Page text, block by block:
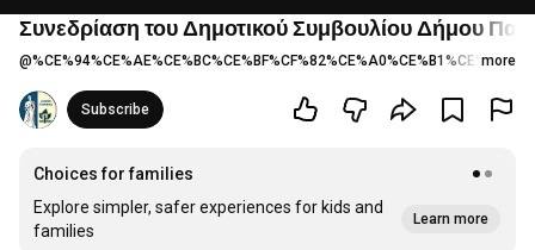
Συνεδρίαση του Δημοτικού Συμβουλίου Δήμου
@ more
Subscribe
Choices for families
Explore simpler, safer experiences for kids and
families
Learn more